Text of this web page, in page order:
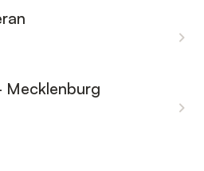
Mecklenburg